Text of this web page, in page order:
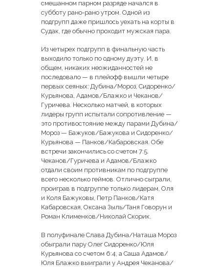
смешанном парном разряде начался в
субботу рано-рано утром. Одной из
подгрупп даже пришлось уехать на корты в
Судак, где обычно проходит мужская пара.
Из четырех подгрупп в финальную часть
выходило только по одному дуэту. И, в
общем, никаких неожиданностей не
последовало — в плейофф вышли четыре
первых сеяных: Дубина/Мороз, Сидоренко/
Курьянова, Адамов/Блажко и Чеканов/
Гуричева. Несколько матчей, в которых
лидеры групп испытали сопротивление —
это противостояние между парами Дубина/
Мороз — Бажуков/Бажукова и Сидоренко/
Курьянова — Панков/Кабаровская. Обе
встречи закончились со счетом 7:5.
Чеканов/Гуричева и Адамов/Блажко
отдали своим противникам по подгруппе
всего несколько геймов. Отлично сыграли,
проиграв в подгруппе только лидерам, Оля
и Коля Бажуковы, Петр Панков/Катя
Кабаровская, Оксана Зыль/Таня Говорун и
Роман Клименков/Николай Скорик.
В полуфинале Слава Дубина/Наташа Мороз
обыграли пару Олег Сидоренко/Юля
Курьянова со счетом 6:4, а Саша Адамов/
Юля Блажко выиграли у Андрея Чеканова/